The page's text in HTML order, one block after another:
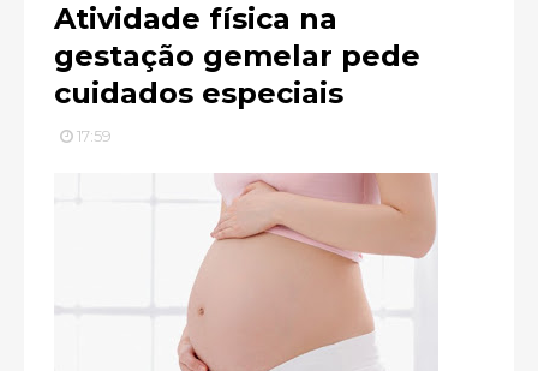
Atividade física na
gestação gemelar pede
cuidados especiais
17:59